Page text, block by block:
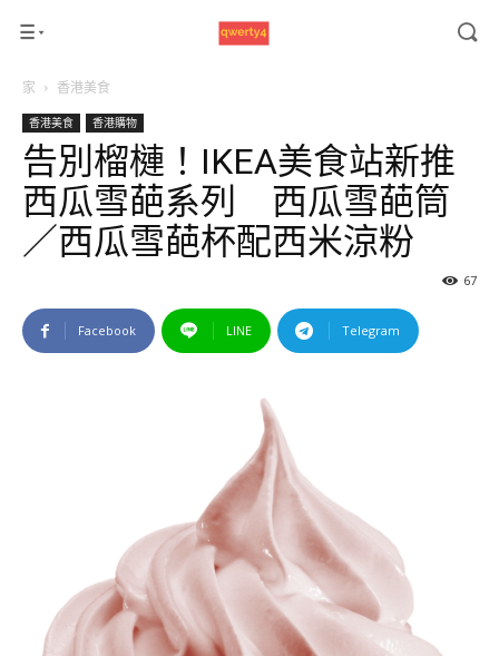
家 香港美食
香港美食 香港購物
告別榴槤！IKEA美食站新推
西瓜雪葩系列 西瓜雪葩筒
／西瓜雪葩杯配西米涼粉
67
Facebook LINE Telegram